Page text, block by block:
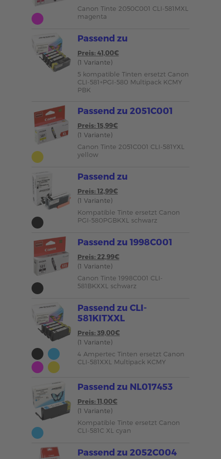
Canon Tinte 2050C001 CLI-581MXL
magenta
Passend zu
Preis: 41,00€
(1 Variante)
5 kompatible Tinten ersetzt Canon
CLI-581+PGI-580 Multipack KCMY
PBK
Passend zu 2051C001
Preis: 15,99€
(1 Variante)
Canon Tinte 2051C001 CLI-581YXL
yellow
Passend zu
Preis: 12,99€
(1 Variante)
Kompatible Tinte ersetzt Canon
PGI-580PGBKXL schwarz
Passend zu 1998C001
Preis: 22,99€
(1 Variante)
Canon Tinte 1998C001 CLI-
581BKXXL schwarz
Passend zu CLI-
581KITXXL
Preis: 39,00€
(1 Variante)
4 Ampertec Tinten ersetzt Canon
CLI-581XXL Multipack KCMY
Passend zu NL017453
Preis: 11,00€
(1 Variante)
Kompatible Tinte ersetzt Canon
CLI-581C XL cyan
Passend zu 2052C004